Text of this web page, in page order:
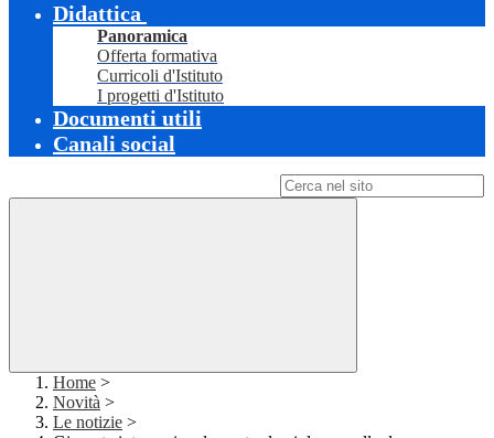
Didattica
Panoramica
Offerta formativa
Curricoli d'Istituto
I progetti d'Istituto
Documenti utili
Canali social
Home >
Novità >
Le notizie >